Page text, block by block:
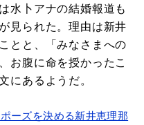
水卜アナの結婚報道も
見られた。理由は新井
とと、「みなさまへの
お腹に命を授かったこ
にあるようだ。
ーズを決める新井恵理那